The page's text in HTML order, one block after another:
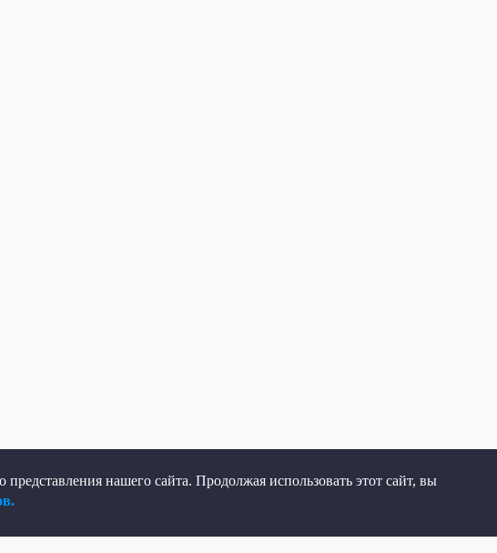
нашего сайта. Продолжая использовать этот сайт, вы